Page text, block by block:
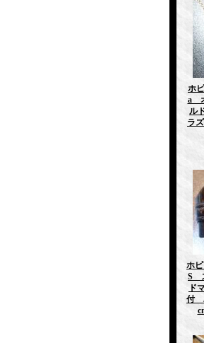
ホ
a
ル
ラ
ホ
S
ド
付